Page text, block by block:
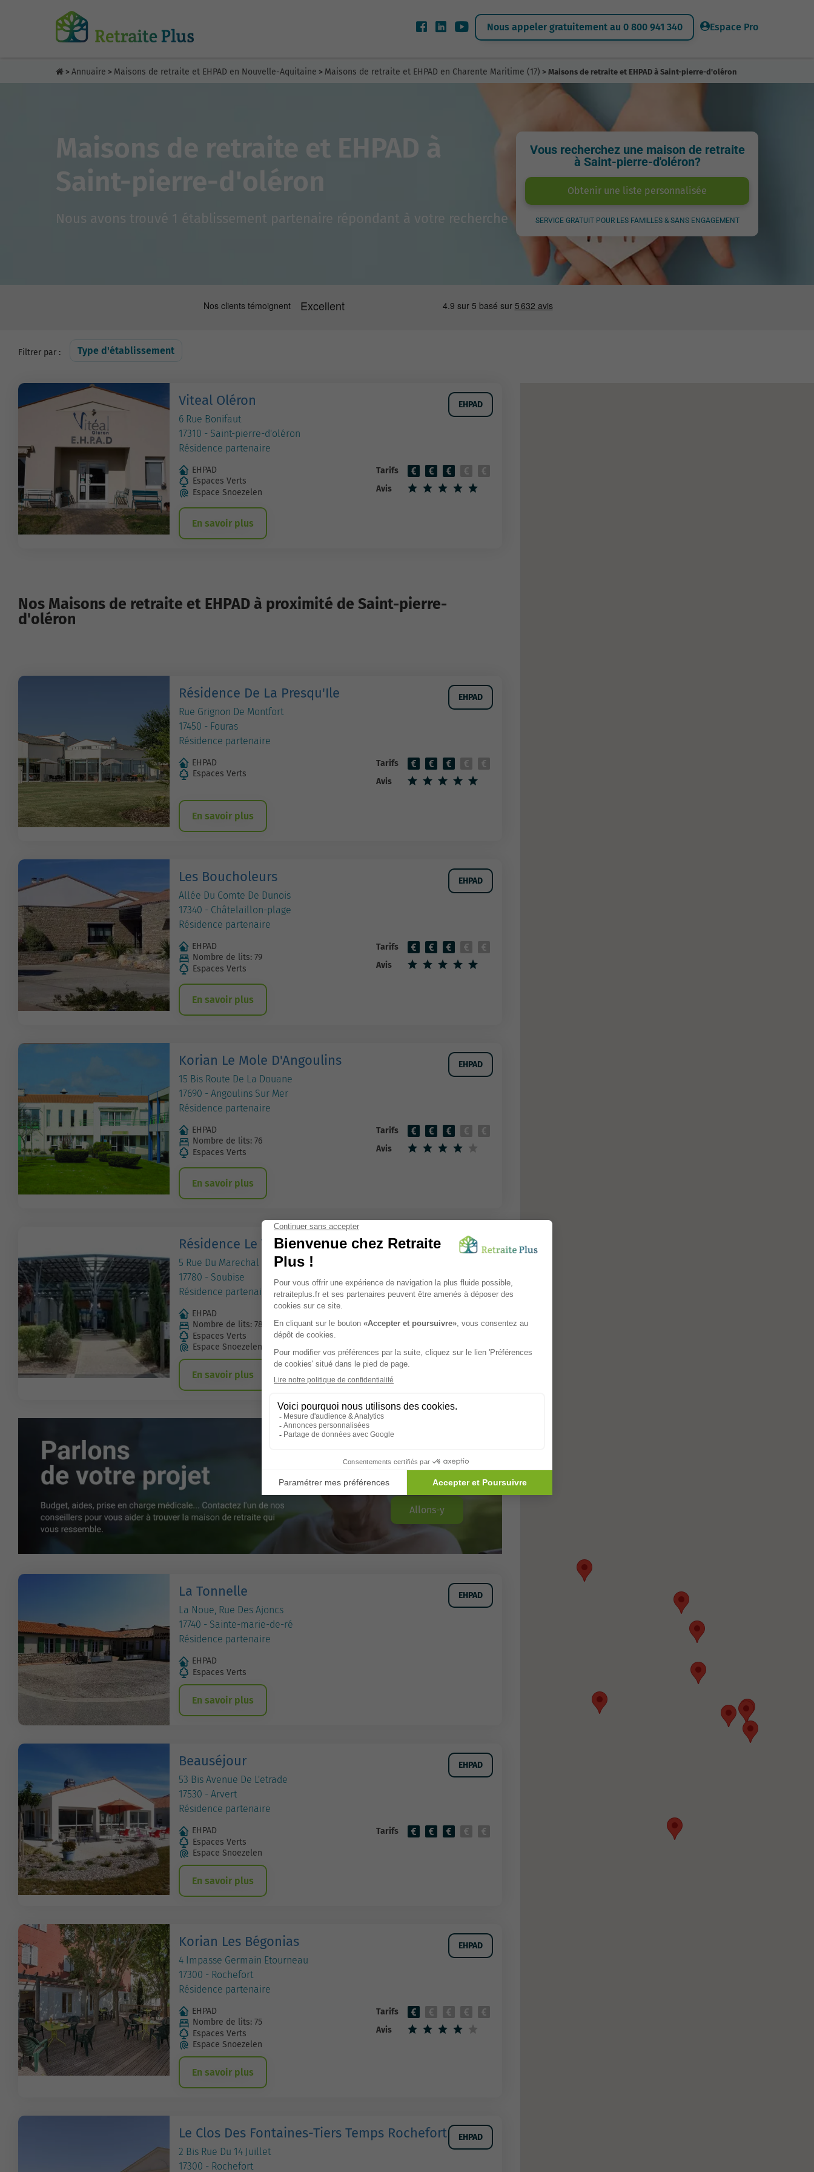
Nous appeler gratuitement au 0 800 941 340 Espace Pro
> Annuaire > Maisons de retraite et EHPAD en Nouvelle-Aquitaine > Maisons de retraite et EHPAD en Charente Maritime (17) > Maisons de retraite et EHPAD à Saint-pierre-d'oléron
Maisons de retraite et EHPAD à
Saint-pierre-d'oléron
Nous avons trouvé 1 établissement partenaire répondant à votre recherche
Vous recherchez une maison de retraite
à Saint-pierre-d'oléron?
Obtenir une liste personnalisée
SERVICE GRATUIT POUR LES FAMILLES & SANS ENGAGEMENT
Filtrer par : Type d'établissement
Viteal Oléron
6 Rue Bonifaut
17310 - Saint-pierre-d'oléron
Résidence partenaire
EHPAD
EHPAD
Espaces Verts
Espace Snoezelen
Tarifs
Avis
En savoir plus
Nos Maisons de retraite et EHPAD à proximité de Saint-pierre-
d'oléron
Résidence De La Presqu'Ile
Rue Grignon De Montfort
17450 - Fouras
Résidence partenaire
EHPAD
EHPAD
Espaces Verts
Tarifs
Avis
En savoir plus
Les Boucholeurs
Allée Du Comte De Dunois
17340 - Châtelaillon-plage
Résidence partenaire
EHPAD
EHPAD
Nombre de lits: 79
Espaces Verts
Tarifs
Avis
En savoir plus
Korian Le Mole D'Angoulins
15 Bis Route De La Douane
17690 - Angoulins Sur Mer
Résidence partenaire
EHPAD
EHPAD
Nombre de lits: 76
Espaces Verts
Tarifs
Avis
En savoir plus
Résidence Le Vigé
5 Rue Du Marechal Juin
17780 - Soubise
Résidence partenaire
EHPAD
EHPAD
Nombre de lits: 78
Espaces Verts
Espace Snoezelen
En savoir plus
Allons-y
La Tonnelle
La Noue, Rue Des Ajoncs
17740 - Sainte-marie-de-ré
Résidence partenaire
EHPAD
EHPAD
Espaces Verts
En savoir plus
Beauséjour
53 Bis Avenue De L'etrade
17530 - Arvert
Résidence partenaire
EHPAD
EHPAD
Espaces Verts
Espace Snoezelen
Tarifs
En savoir plus
Korian Les Bégonias
4 Impasse Germain Etourneau
17300 - Rochefort
Résidence partenaire
EHPAD
EHPAD
Nombre de lits: 75
Espaces Verts
Espace Snoezelen
Tarifs
Avis
En savoir plus
Le Clos Des Fontaines-Tiers Temps Rochefort
2 Bis Rue Du 14 Juillet
17300 - Rochefort
EHPAD